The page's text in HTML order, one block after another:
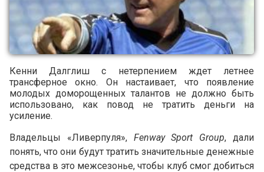
Кенни Далглиш с нетерпением ждет летнее
трансферное окно. Он настаивает, что появление
молодых доморощенных талантов не должно быть
использовано, как повод не тратить деньги на
усиление.
Владельцы «Ливерпуля», Fenway Sport Group, дали
понять, что они будут тратить значительные денежные
средства в это межсезонье, чтобы клуб смог добиться